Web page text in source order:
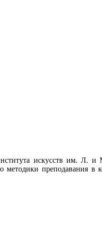
института искусств им.
методики преподавания